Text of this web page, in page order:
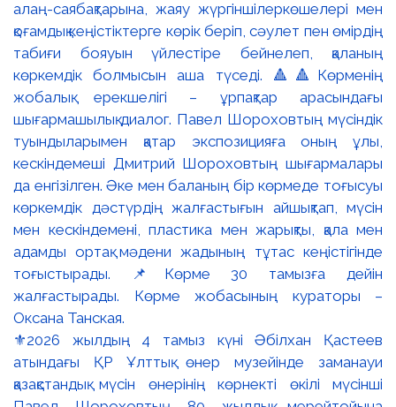
⚜️2026 жылдың 4 тамыз күні Әбілхан Қастеев
атындағы ҚР Ұлттық өнер музейінде заманауи
қазақстандық мүсін өнерінің көрнекті өкілі мүсінші